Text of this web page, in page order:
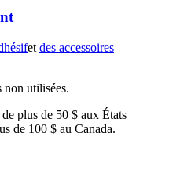
et des accessoires
non utilisées.
plus de 50 $ aux États
de 100 $ au Canada.